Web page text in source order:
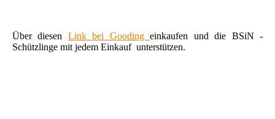
Über diesen Link bei Goodingeinkaufen und die BSiN -
Schützlinge mit jedem Einkauf unterstützen.